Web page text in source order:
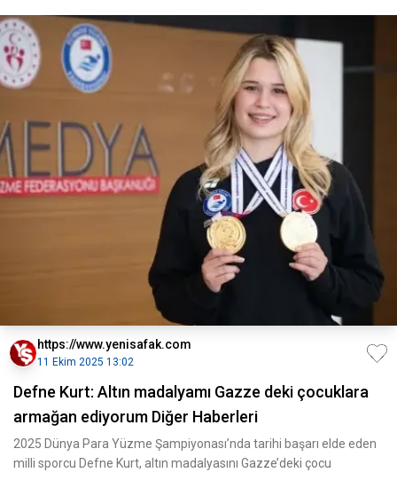
https://www.yenisafak.com
11 Ekim 2025 13:02
Defne Kurt: Altın madalyamı Gazze deki çocuklara
armağan ediyorum Diğer Haberleri
2025 Dünya Para Yüzme Şampiyonası’nda tarihi başarı elde eden
milli sporcu Defne Kurt, altın madalyasını Gazze’deki çocu